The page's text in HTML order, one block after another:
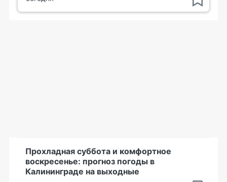
Прохладная суббота и комфортное
воскресенье: прогноз погоды в
Калининграде на выходные